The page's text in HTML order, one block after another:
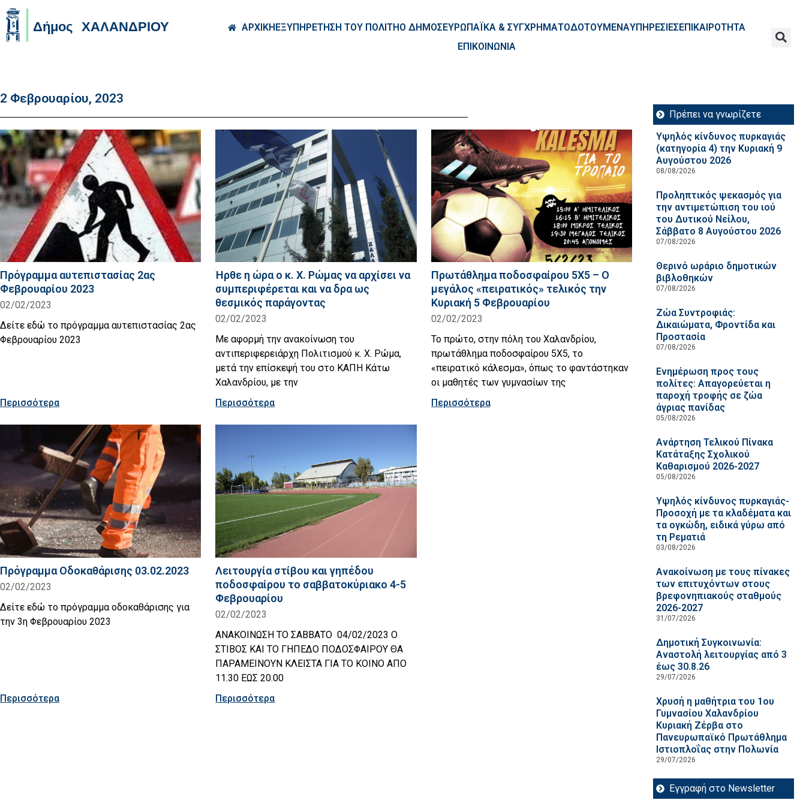
ΑΡΧΙΚΗΕΞΥΠΗΡΕΤΗΣΗ ΤΟΥ ΠΟΛΙΤΗΟ ΔΗΜΟΣΕΥΡΩΠΑΪΚΑ & ΣΥΓΧΡΗΜΑΤΟΔΟΤΟΥΜΕΝΑΥΠΗΡΕΣΙΕΣΕΠΙΚΑΙΡΟΤΗΤΑ
ΕΠΙΚΟΙΝΩΝΙΑ
2 Φεβρουαρίου, 2023
Πρόγραμμα αυτεπιστασίας 2ας
Φεβρουαρίου 2023
02/02/2023
Δείτε εδώ το πρόγραμμα αυτεπιστασίας 2ας
Φεβρουαρίου 2023
Περισσότερα
Ήρθε η ώρα ο κ. Χ. Ρώμας να αρχίσει να
συμπεριφέρεται και να δρα ως
θεσμικός παράγοντας
02/02/2023
Με αφορμή την ανακοίνωση του
αντιπεριφερειάρχη Πολιτισμού κ. Χ. Ρώμα,
μετά την επίσκεψή του στο ΚΑΠΗ Κάτω
Χαλανδρίου, με την
Περισσότερα
Πρωτάθλημα ποδοσφαίρου 5Χ5 – Ο
μεγάλος «πειρατικός» τελικός την
Κυριακή 5 Φεβρουαρίου
02/02/2023
Το πρώτο, στην πόλη του Χαλανδρίου,
πρωτάθλημα ποδοσφαίρου 5Χ5, το
«πειρατικό κάλεσμα», όπως το φαντάστηκαν
οι μαθητές των γυμνασίων της
Περισσότερα
Πρόγραμμα Οδοκαθάρισης 03.02.2023
02/02/2023
Δείτε εδώ το πρόγραμμα οδοκαθάρισης για
την 3η Φεβρουαρίου 2023
Περισσότερα
Λειτουργία στίβου και γηπέδου
ποδοσφαίρου το σαββατοκύριακο 4-5
Φεβρουαρίου
02/02/2023
ΑΝΑΚΟΙΝΩΣΗ ΤΟ ΣΑΒΒΑΤΟ 04/02/2023 Ο
ΣΤΙΒΟΣ ΚΑΙ ΤΟ ΓΗΠΕΔΟ ΠΟΔΟΣΦΑΙΡΟΥ ΘΑ
ΠΑΡΑΜΕΙΝΟΥΝ ΚΛΕΙΣΤΑ ΓΙΑ ΤΟ ΚΟΙΝΟ ΑΠΟ
11.30 ΕΩΣ 20.00
Περισσότερα
Πρέπει να γνωρίζετε
Υψηλός κίνδυνος πυρκαγιάς
(κατηγορία 4) την Κυριακή 9
Αυγούστου 2026
08/08/2026
Προληπτικός ψεκασμός για
την αντιμετώπιση του ιού
του Δυτικού Νείλου,
Σάββατο 8 Αυγούστου 2026
07/08/2026
Θερινό ωράριο δημοτικών
βιβλοθηκών
07/08/2026
Ζώα Συντροφιάς:
Δικαιώματα, Φροντίδα και
Προστασία
07/08/2026
Ενημέρωση προς τους
πολίτες: Απαγορεύεται η
παροχή τροφής σε ζώα
άγριας πανίδας
05/08/2026
Ανάρτηση Τελικού Πίνακα
Κατάταξης Σχολικού
Καθαρισμού 2026-2027
05/08/2026
Υψηλός κίνδυνος πυρκαγιάς-
Προσοχή με τα κλαδέματα και
τα ογκώδη, ειδικά γύρω από
τη Ρεματιά
03/08/2026
Ανακοίνωση με τους πίνακες
των επιτυχόντων στους
βρεφονηπιακούς σταθμούς
2026-2027
31/07/2026
Δημοτική Συγκοινωνία:
Αναστολή λειτουργίας από 3
έως 30.8.26
29/07/2026
Χρυσή η μαθήτρια του 1ου
Γυμνασίου Χαλανδρίου
Κυριακή Ζέρβα στο
Πανευρωπαϊκό Πρωτάθλημα
Ιστιοπλοΐας στην Πολωνία
29/07/2026
Εγγραφή στο Newsletter